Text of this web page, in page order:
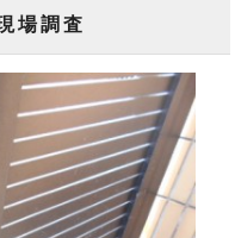
ッフ紹介
フブログ
場調査